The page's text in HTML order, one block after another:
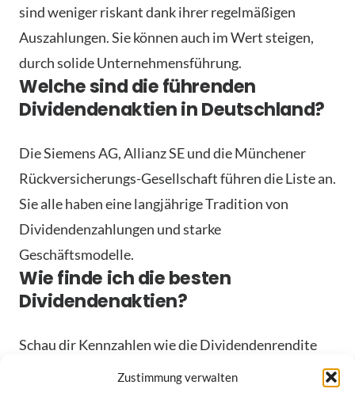
Zustimmung verwalten
sind weniger riskant dank ihrer regelmäßigen
Auszahlungen. Sie können auch im Wert steigen,
durch solide Unternehmensführung.
Welche sind die führenden
Dividendenaktien in Deutschland?
Die Siemens AG, Allianz SE und die Münchener
Rückversicherungs-Gesellschaft führen die Liste an.
Sie alle haben eine langjährige Tradition von
Dividendenzahlungen und starke
Geschäftsmodelle.
Wie finde ich die besten
Dividendenaktien?
Schau dir Kennzahlen wie die Dividendenrendite
und die Ausschüttungsquote genau an. Eine